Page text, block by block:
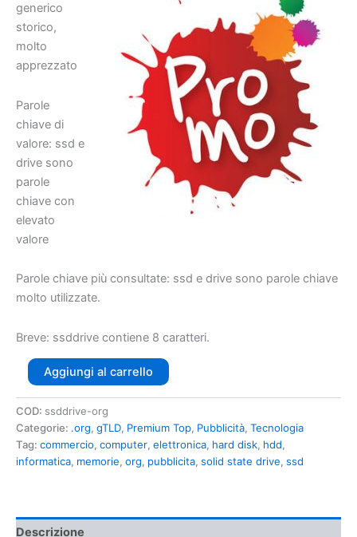
generico
storico,
molto
apprezzato
Parole
chiave di
valore: ssd e
drive sono
parole
chiave con
elevato
valore
Parole chiave più consultate: ssd e drive sono parole chiave
molto utilizzate.
Breve: ssddrive contiene 8 caratteri.
Aggiungi al carrello
COD: ssddrive-org
Categorie: .org, gTLD, Premium Top, Pubblicità, Tecnologia
Tag: commercio, computer, elettronica, hard disk, hdd,
informatica, memorie, org, pubblicita, solid state drive, ssd
Descrizione